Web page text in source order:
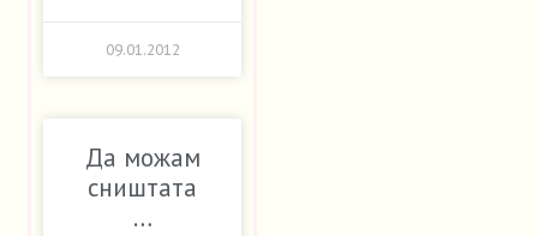
09.01.2012
Да можам
сништата
…